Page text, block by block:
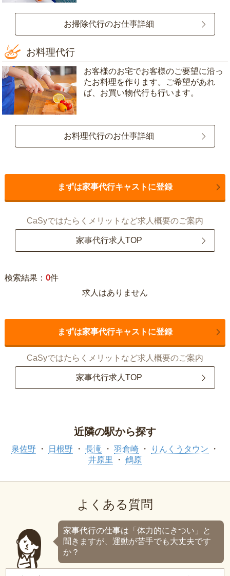
お掃除代行のお仕事詳細
お料理代行
お客様のお宅でお客様のご要望に沿っ
たお料理を作ります。ご希望があれ
ば、お買い物代行も行います。
お料理代行のお仕事詳細
まずは家事代行キャストに登録
CaSyではたらくメリットなど求人概要のご案内
家事代行求人TOP
検索結果： 0件
求人はありません
まずは家事代行キャストに登録
CaSyではたらくメリットなど求人概要のご案内
家事代行求人TOP
近隣の駅から探す
泉佐野 日根野 長滝 羽倉崎
りんくうタウン
井原里
鶴原
よくある質問
家事代行の仕事は「体力的にきつい」と
聞きますが、運動が苦手でも大丈夫です
か？